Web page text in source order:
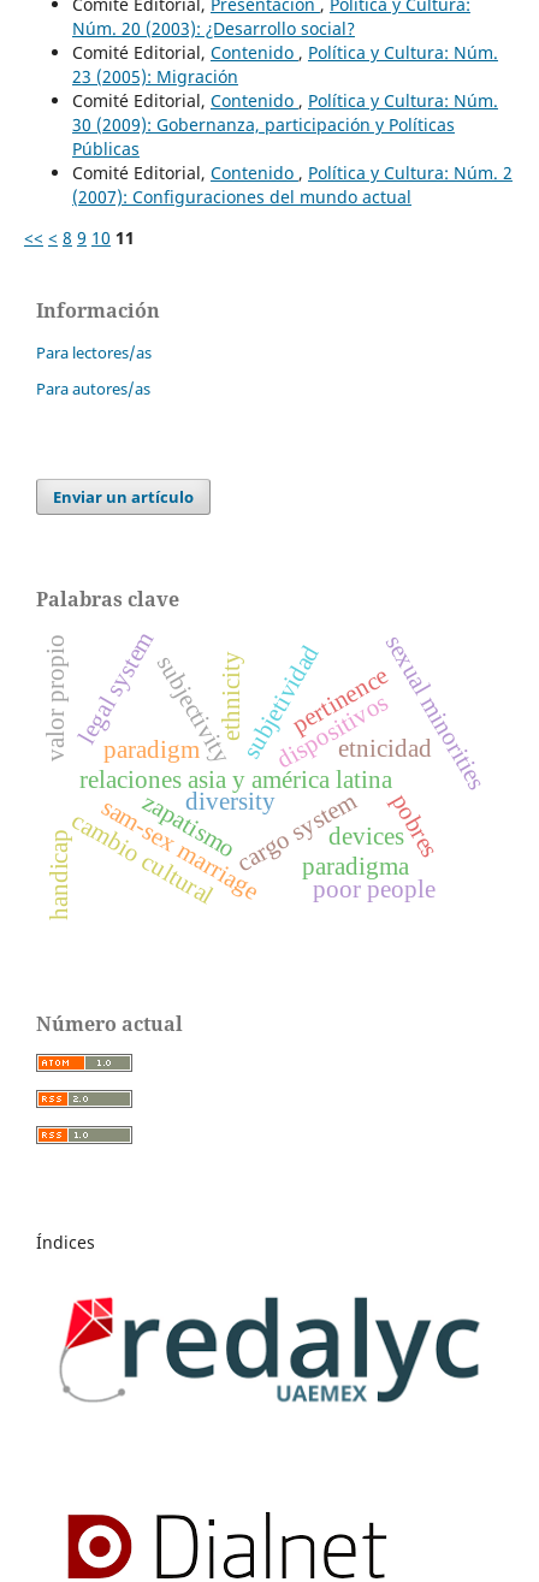
Núm. 20 (2003): ¿Desarrollo social?
Comité Editorial, Contenido , Política y Cultura: Núm.
23 (2005): Migración
Comité Editorial, Contenido , Política y Cultura: Núm.
30 (2009): Gobernanza, participación y Políticas
Públicas
Comité Editorial, Contenido , Política y Cultura: Núm. 2
(2007): Configuraciones del mundo actual
<< < 8 9 10 11
Información
Para lectores/as
Para autores/as
Enviar un artículo
Palabras clave
relaciones asia y américa latina
cargo system
dispositivos
pobres
subjectivitysubjetividad
sam-sex marriage
sexual minorities
devices
ethnicity
cambio cultural
etnicidad
legal system
zapatismo
paradigm
paradigma
poor people
valor propio
handicap
diversity
pertinence
Número actual
Índices